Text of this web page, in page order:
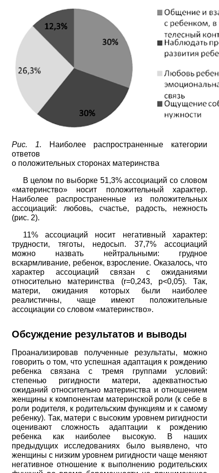
Рис. 1. Наиболее распространенные категории
ответов
о положительных сторонах материнства
В целом по выборке 51,3%ассоциаций со словом
«материнство» носит положительный характер.
Наиболее распространенные из положительных
ассоциаций: любовь, счастье, радость, нежность
(рис. 2).
11% ассоциаций носит негативный характер:
трудности, тяготы, недосып. 37,7% ассоциаций
можно назвать нейтральными: грудное
вскармливание, ребенок, взросление. Оказалось, что
характер ассоциаций связан с ожиданиями
относительно материнства (r=0,243, p<0,05). Так,
матери, ожидания которых были наиболее
реалистичны, чаще имеют положительные
ассоциации со словом «материнство».
Обсуждение результатов и выводы
Проанализировав полученные результаты, можно
говорить о том, что успешная адаптация к рождению
ребенка связана с тремя группами условий:
степенью ригидности матери, адекватностью
ожиданий относительно материнства и отношением
женщины к компонентам материнской роли (к себе в
роли родителя, к родительским функциям и к самому
ребенку). Так, матери с высоким уровнем ригидности
оценивают сложность адаптации к рождению
ребенка как наиболее высокую. В наших
предыдущих исследованиях было выявлено, что
женщины с низким уровнем ригидности чаще меняют
негативное отношение к выполнению родительских